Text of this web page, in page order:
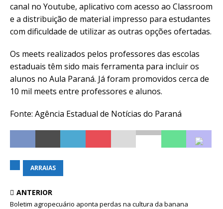
canal no Youtube, aplicativo com acesso ao Classroom
e a distribuição de material impresso para estudantes
com dificuldade de utilizar as outras opções ofertadas.
Os meets realizados pelos professores das escolas
estaduais têm sido mais ferramenta para incluir os
alunos no Aula Paraná. Já foram promovidos cerca de
10 mil meets entre professores e alunos.
Fonte: Agência Estadual de Notícias do Paraná
ARRAIAS
ANTERIOR
Boletim agropecuário aponta perdas na cultura da banana